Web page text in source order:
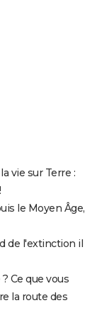
vie sur Terre :
le Moyen Âge,
de l'extinction il
Ce que vous
la route des